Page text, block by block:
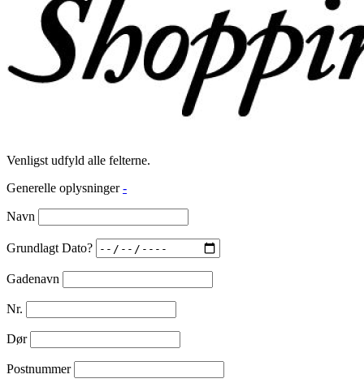
Venligst udfyld alle felterne.
Generelle oplysninger -
Navn
Grundlagt Dato?
Gadenavn
Nr.
Dør
Postnummer